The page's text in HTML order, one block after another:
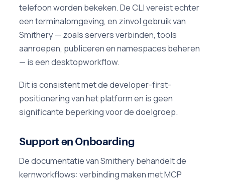
telefoon worden bekeken. De CLI vereist echter
een terminalomgeving, en zinvol gebruik van
Smithery — zoals servers verbinden, tools
aanroepen, publiceren en namespaces beheren
— is een desktopworkflow.
Dit is consistent met de developer-first-
positionering van het platform en is geen
significante beperking voor de doelgroep.
Support en Onboarding
De documentatie van Smithery behandelt de
kernworkflows: verbinding maken met MCP